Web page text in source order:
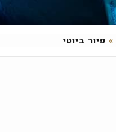
» פיור ביוטי